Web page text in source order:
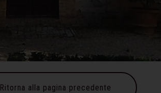
Ritorna alla pagina precedente